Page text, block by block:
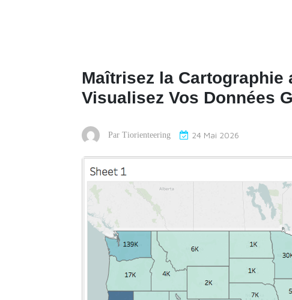
Maîtrisez la Cartographie
Visualisez Vos Données
Par Tiorienteering 24 Mai 2026